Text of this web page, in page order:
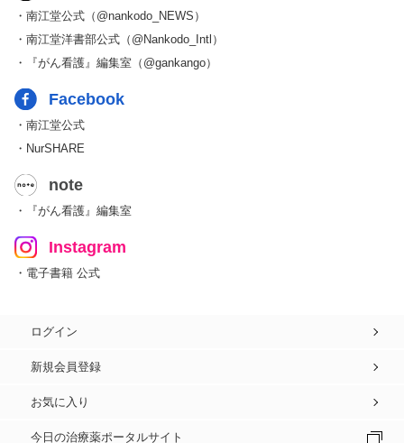
・南江堂公式（@nankodo_NEWS）
・南江堂洋書部公式（@Nankodo_Intl）
・『がん看護』編集室（@gankango）
Facebook
・南江堂公式
・NurSHARE
note
・『がん看護』編集室
Instagram
・電子書籍 公式
ログイン
新規会員登録
お気に入り
今日の治療薬ポータルサイト